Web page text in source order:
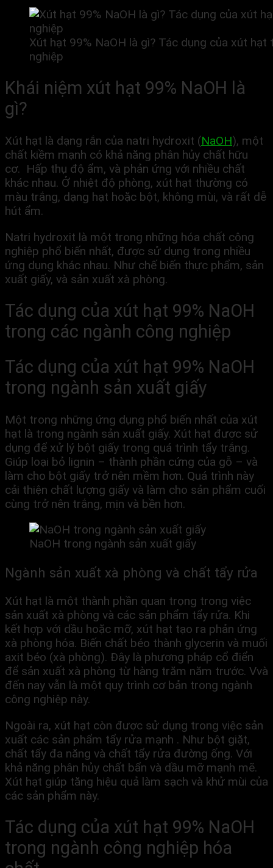
Xút hạt 99% NaOH là gì? Tác dụng của xút
nghiệp
Khái niệm xút hạt 99% NaOH là
gì?
Xút hạt là dạng rắn của natri hydroxit (NaOH), một
chất kiềm mạnh có khả năng phân hủy chất hữu
cơ. Hấp thụ độ ẩm, và phản ứng với nhiều chất
khác nhau. Ở nhiệt độ phòng, xút hạt thường có
màu trắng, dạng hạt hoặc bột, không mùi, và rất dễ
hút ẩm.
Natri hydroxit là một trong những hóa chất công
nghiệp phổ biến nhất, được sử dụng trong nhiều
ứng dụng khác nhau. Như chế biến thực phẩm, sản
xuất giấy, và sản xuất xà phòng.
Tác dụng của xút hạt 99% NaOH
trong các ngành công nghiệp
Tác dụng của xút hạt 99% NaOH
trong ngành sản xuất giấy
Một trong những ứng dụng phổ biến nhất của xút
hạt là trong ngành sản xuất giấy. Xút hạt được sử
dụng để xử lý bột giấy trong quá trình tẩy trắng.
Giúp loại bỏ lignin – thành phần cứng của gỗ – và
làm cho bột giấy trở nên mềm hơn. Quá trình này
cải thiện chất lượng giấy và làm cho sản phẩm cuối
cùng trở nên trắng, mịn và bền hơn.
NaOH trong ngành sản xuất giấy
Ngành sản xuất xà phòng và chất tẩy rửa
Xút hạt là một thành phần quan trọng trong việc
sản xuất xà phòng và các sản phẩm tẩy rửa. Khi
kết hợp với dầu hoặc mỡ, xút hạt tạo ra phản ứng
xà phòng hóa. Biến chất béo thành glycerin và muối
axit béo (xà phòng). Đây là phương pháp cổ điển
để sản xuất xà phòng từ hàng trăm năm trước. Vvà
đến nay vẫn là một quy trình cơ bản trong ngành
công nghiệp này.
Ngoài ra, xút hạt còn được sử dụng trong việc sản
xuất các sản phẩm tẩy rửa mạnh . Như bột giặt,
chất tẩy đa năng và chất tẩy rửa đường ống. Với
khả năng phân hủy chất bẩn và dầu mỡ mạnh mẽ.
Xút hạt giúp tăng hiệu quả làm sạch và khử mùi của
các sản phẩm này.
Tác dụng của xút hạt 99% NaOH
trong ngành công nghiệp hóa